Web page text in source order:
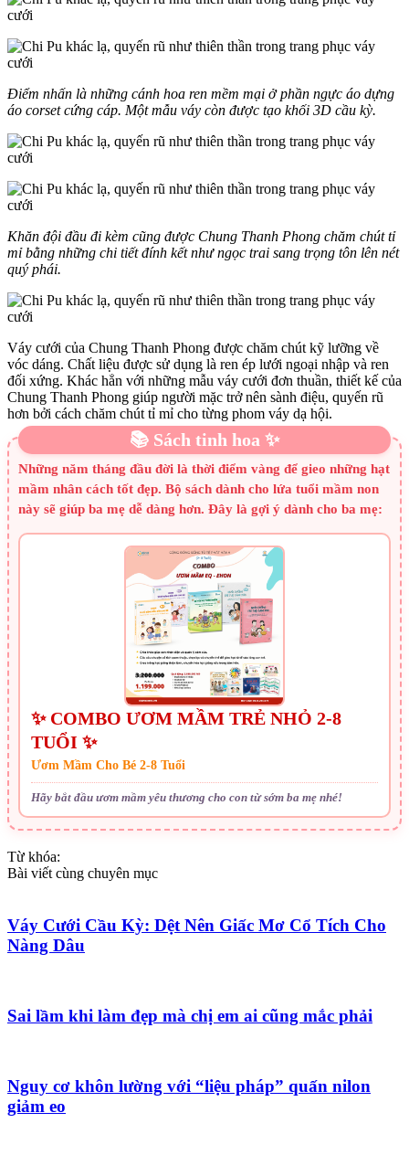
Điểm nhấn là những cánh hoa ren mềm mại ở phần ngực áo dựng
áo corset cứng cáp. Một mẫu váy còn được tạo khối 3D cầu kỳ.
Khăn đội đầu đi kèm cũng được Chung Thanh Phong chăm chút tỉ
mỉ bằng những chi tiết đính kết như ngọc trai sang trọng tôn lên nét
quý phái.
Váy cưới của Chung Thanh Phong được chăm chút kỹ lưỡng về
vóc dáng. Chất liệu được sử dụng là ren ép lưới ngoại nhập và ren
đối xứng. Khác hẳn với những mẫu váy cưới đơn thuần, thiết kế của
Chung Thanh Phong giúp người mặc trở nên sành điệu, quyến rũ
hơn bởi cách chăm chút tỉ mỉ cho từng phom váy dạ hội.
📚 Sách tinh hoa ✨
Những năm tháng đầu đời là thời điểm vàng để gieo những hạt
mầm nhân cách tốt đẹp. Bộ sách dành cho lứa tuổi mầm non
này sẽ giúp ba mẹ dễ dàng hơn. Đây là gợi ý dành cho ba mẹ:
✨ COMBO ƯƠM MẦM TRẺ NHỎ 2-8
TUỔI ✨
Ươm Mầm Cho Bé 2-8 Tuổi
Hãy bắt đầu ươm mầm yêu thương cho con từ sớm ba mẹ nhé!
Từ khóa:
Bài viết cùng chuyên mục
Váy Cưới Cầu Kỳ: Dệt Nên Giấc Mơ Cổ Tích Cho
Nàng Dâu
Sai lầm khi làm đẹp mà chị em ai cũng mắc phải
Nguy cơ khôn lường với “liệu pháp” quấn nilon
giảm eo